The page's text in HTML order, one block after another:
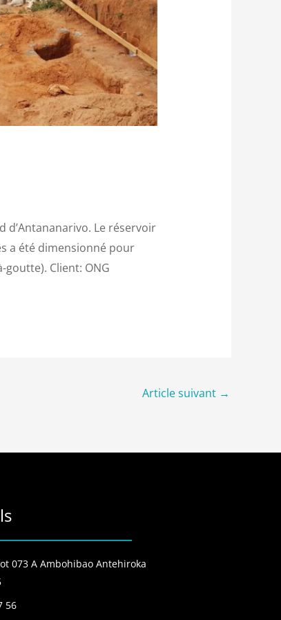
Le réservoir
a été dimensionné pour
Client: ONG
Article suivant →
073 A Ambohibao Antehiroka
56